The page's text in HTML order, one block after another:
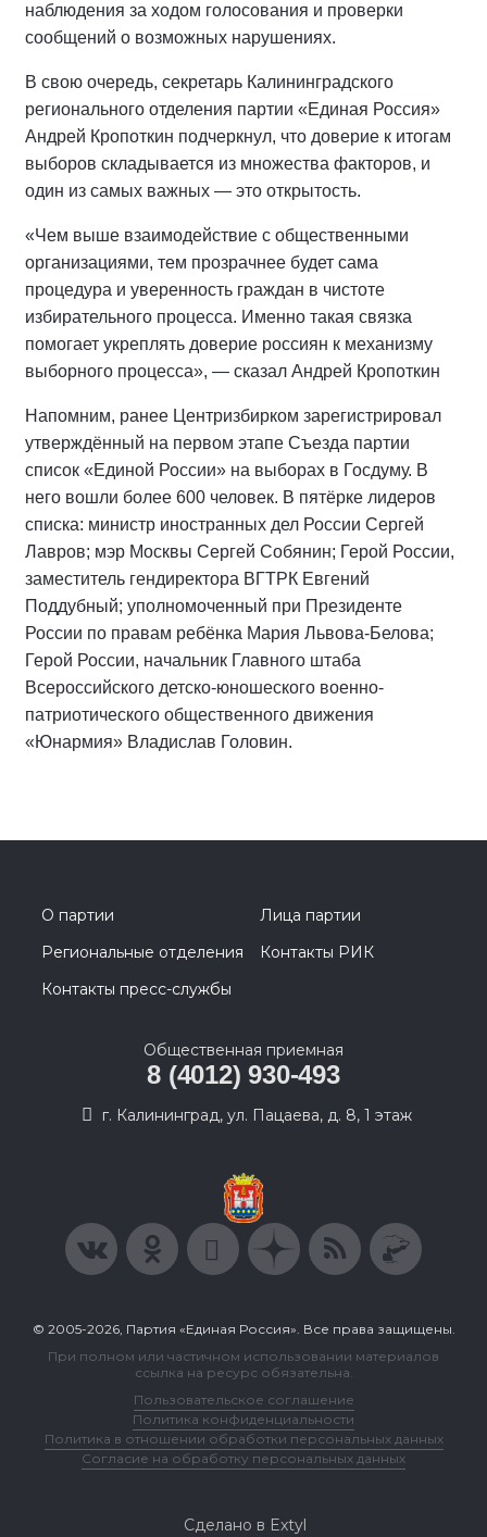
наблюдения за ходом голосования и проверки
сообщений о возможных нарушениях.
В свою очередь, секретарь Калининградского
регионального отделения партии «Единая Россия»
Андрей Кропоткин подчеркнул, что доверие к итогам
выборов складывается из множества факторов, и
один из самых важных — это открытость.
«Чем выше взаимодействие с общественными
организациями, тем прозрачнее будет сама
процедура и уверенность граждан в чистоте
избирательного процесса. Именно такая связка
помогает укреплять доверие россиян к механизму
выборного процесса», — сказал Андрей Кропоткин
Напомним, ранее Центризбирком зарегистрировал
утверждённый на первом этапе Съезда партии
список «Единой России» на выборах в Госдуму. В
него вошли более 600 человек. В пятёрке лидеров
списка: министр иностранных дел России Сергей
Лавров; мэр Москвы Сергей Собянин; Герой России,
заместитель гендиректора ВГТРК Евгений
Поддубный; уполномоченный при Президенте
России по правам ребёнка Мария Львова-Белова;
Герой России, начальник Главного штаба
Всероссийского детско-юношеского военно-
патриотического общественного движения
«Юнармия» Владислав Головин.
О партии
Лица партии
Региональные отделения
Контакты РИК
Контакты пресс-службы
Общественная приемная
8 (4012) 930-493
г. Калининград, ул. Пацаева, д. 8, 1 этаж
© 2005-2026, Партия «Единая Россия». Все права защищены.
При полном или частичном использовании материалов
ссылка на ресурс обязательна.
Пользовательское соглашение
Политика конфиденциальности
Политика в отношении обработки персональных данных
Согласие на обработку персональных данных
Сделано в Extyl